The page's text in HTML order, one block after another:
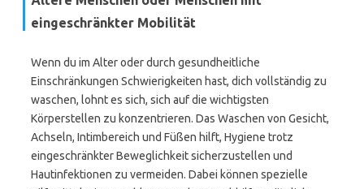
eingeschränkter Mobilität
Wenn du im Alter oder durch gesundheitliche
Einschränkungen Schwierigkeiten hast, dich vollständig zu
waschen, lohnt es sich, sich auf die wichtigsten
Körperstellen zu konzentrieren. Das Waschen von Gesicht,
Achseln, Intimbereich und Füßen hilft, Hygiene trotz
eingeschränkter Beweglichkeit sicherzustellen und
Hautinfektionen zu vermeiden. Dabei können spezielle